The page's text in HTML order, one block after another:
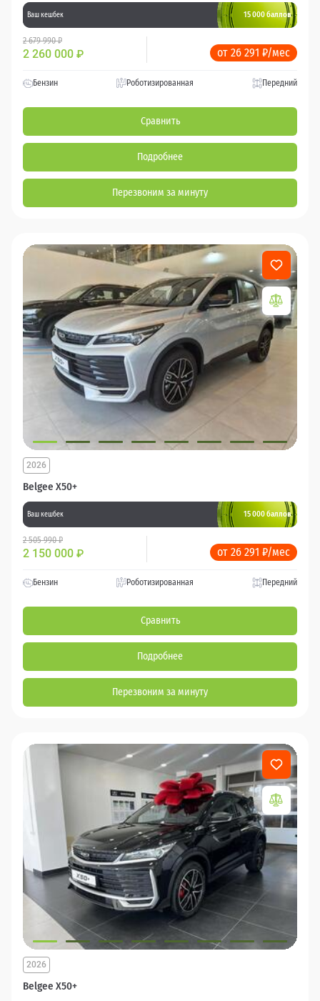
Ваш кешбек 15 000 баллов
2 679 990 ₽
2 260 000 ₽ от 26 291 ₽/мес
Бензин Роботизированная Передний
Сравнить
Подробнее
Перезвоним за минуту
Belgee X50+
2026
Ваш кешбек 15 000 баллов
2 505 990 ₽
2 150 000 ₽ от 26 291 ₽/мес
Бензин Роботизированная Передний
Сравнить
Подробнее
Перезвоним за минуту
Belgee X50+
2026